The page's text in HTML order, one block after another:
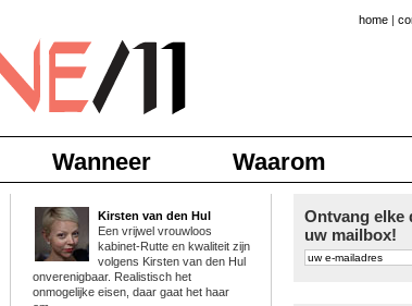
home |
Wanneer Waarom
Kirsten van den Hul
Een vrijwel vrouwloos
kabinet-Rutte en kwaliteit zijn
volgens Kirsten van den Hul
onverenigbaar. Realistisch het
onmogelijke eisen, daar gaat het haar
Ontvang elke
uw mailbox!